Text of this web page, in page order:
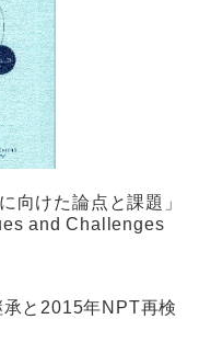
向けた論点と課題」
and Challenges
と2015年NPT再検